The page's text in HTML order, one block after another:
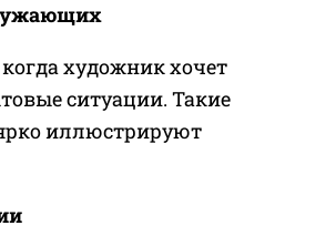
художник хочет
ситуации. Такие
иллюстрируют